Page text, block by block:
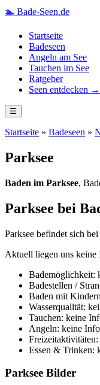
🏊 Bade-Seen.de
Startseite
Badeseen
Angeln am See
Tauchen im See
Ratgeber
Seen entdecken →
☰
Startseite » Badeseen »
Parksee
Baden im Parksee,
Parksee bei
Parksee befindet sich
Aktuell liegen uns keine
Bademöglichkeit:
Badestellen /
Baden mit
Wasserqualität:
Tauchen: keine
Angeln: keine Info
Essen & Trinken:
Parksee Bilder